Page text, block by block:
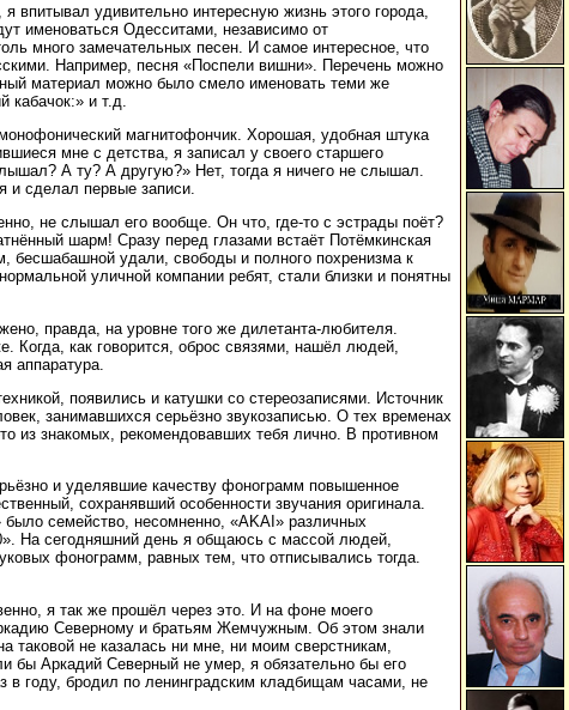
впитывал удивительно интересную жизнь этого города,
именоваться Одесситами, независимо от
много замечательных песен. И самое интересное, что
Например, песня «Поспели вишни». Перечень можно
материал можно было смело именовать теми же
и т.д.
магнитофончик. Хорошая, удобная штука
мне с детства, я записал у своего старшего
А ту? А другую?» Нет, тогда я ничего не слышал.
и сделал первые записи.
не слышал его вообще. Он что, где-то с эстрады поёт?
шарм! Сразу перед глазами встаёт Потёмкинская
бесшабашной удали, свободы и полного похренизма к
уличной компании ребят, стали близки и понятны
правда, на уровне того же дилетанта-любителя.
Когда, как говорится, оброс связями, нашёл людей,
аппаратура.
появились и катушки со стереозаписями. Источник
занимавшихся серьёзно звукозаписью. О тех временах
из знакомых, рекомендовавших тебя лично. В противном
и уделявшие качеству фонограмм повышенное
сохранявший особенности звучания оригинала.
было семейство, несомненно, «AKAI» различных
На сегодняшний день я общаюсь с массой людей,
фонограмм, равных тем, что отписывались тогда.
я так же прошёл через это. И на фоне моего
Северному и братьям Жемчужным. Об этом знали
таковой не казалась ни мне, ни моим сверстникам,
бы Аркадий Северный не умер, я обязательно бы его
в году, бродил по ленинградским кладбищам часами, не